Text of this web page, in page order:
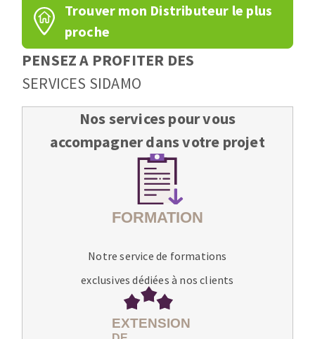
Trouver mon Distributeur le plus
proche
PENSEZ A PROFITER DES
SERVICES SIDAMO
Nos services pour vous
accompagner dans votre projet
Notre service de formations
exclusives dédiées à nos clients